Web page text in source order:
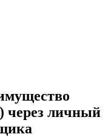
через личный